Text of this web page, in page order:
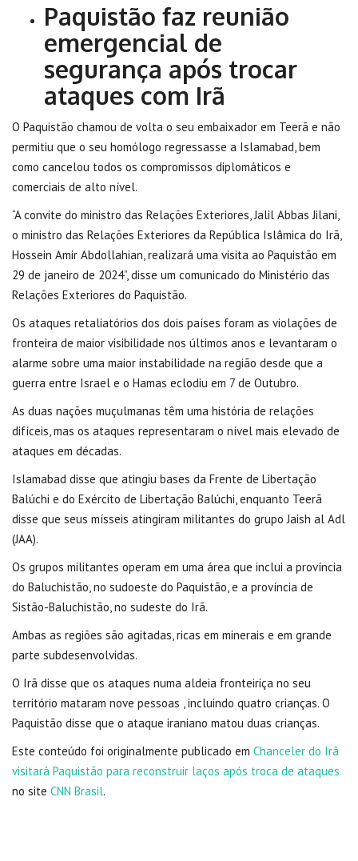
Paquistão faz reunião
emergencial de
segurança após trocar
ataques com Irã
O Paquistão chamou de volta o seu embaixador em Teerã e não
permitiu que o seu homólogo regressasse a Islamabad, bem
como cancelou todos os compromissos diplomáticos e
comerciais de alto nível.
“A convite do ministro das Relações Exteriores, Jalil Abbas Jilani,
o ministro das Relações Exteriores da República Islâmica do Irã,
Hossein Amir Abdollahian, realizará uma visita ao Paquistão em
29 de janeiro de 2024”, disse um comunicado do Ministério das
Relações Exteriores do Paquistão.
Os ataques retaliatórios dos dois países foram as violações de
fronteira de maior visibilidade nos últimos anos e levantaram o
alarme sobre uma maior instabilidade na região desde que a
guerra entre Israel e o Hamas eclodiu em 7 de Outubro.
As duas nações muçulmanas têm uma história de relações
difíceis, mas os ataques representaram o nível mais elevado de
ataques em décadas.
Islamabad disse que atingiu bases da Frente de Libertação
Balúchi e do Exército de Libertação Balúchi, enquanto Teerã
disse que seus mísseis atingiram militantes do grupo Jaish al Adl
(JAA).
Os grupos militantes operam em uma área que inclui a província
do Baluchistão, no sudoeste do Paquistão, e a província de
Sistão-Baluchistão, no sudeste do Irã.
Ambas as regiões são agitadas, ricas em minerais e em grande
parte subdesenvolvidas.
O Irã disse que os ataques numa aldeia fronteiriça no seu
território mataram nove pessoas , incluindo quatro crianças. O
Paquistão disse que o ataque iraniano matou duas crianças.
Este conteúdo foi originalmente publicado em Chanceler do Irã
visitará Paquistão para reconstruir laços após troca de ataques
no site CNN Brasil.